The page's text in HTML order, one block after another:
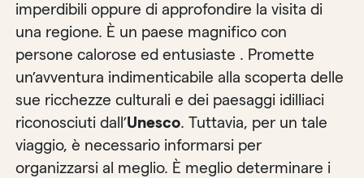
imperdibili oppure di approfondire la visita di
una regione. È un paese magnifico con
persone calorose ed entusiaste . Promette
un’avventura indimenticabile alla scoperta delle
sue ricchezze culturali e dei paesaggi idilliaci
riconosciuti dall’Unesco. Tuttavia, per un tale
viaggio, è necessario informarsi per
organizzarsi al meglio. È meglio determinare i